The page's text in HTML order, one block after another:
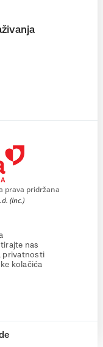
prava pridržana
(Inc.)
nas
privatnosti
kolačića